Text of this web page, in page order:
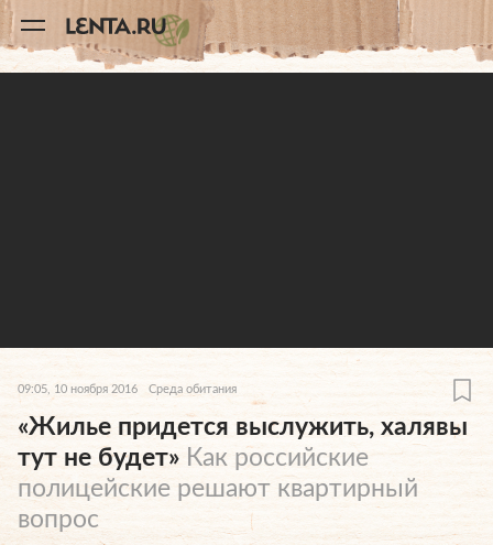
A
11
09:05, 10 ноября 2016 Среда обитания
«Жилье придется выслужить, халявы
тут не будет» Как российские
полицейские решают квартирный
вопрос